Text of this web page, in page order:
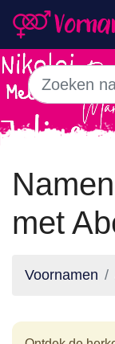
met
Voornamen